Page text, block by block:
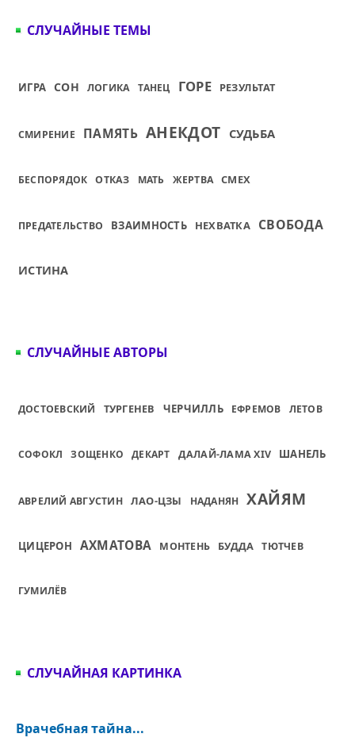
СЛУЧАЙНЫЕ ТЕМЫ
ИГРА СОН ЛОГИКА ТАНЕЦ ГОРЕ РЕЗУЛЬТАТ
СМИРЕНИЕ ПАМЯТЬ АНЕКДОТ СУДЬБА
БЕСПОРЯДОК ОТКАЗ МАТЬ ЖЕРТВА СМЕХ
ПРЕДАТЕЛЬСТВО ВЗАИМНОСТЬ НЕХВАТКА СВОБОДА
ИСТИНА
СЛУЧАЙНЫЕ АВТОРЫ
ДОСТОЕВСКИЙ ТУРГЕНЕВ ЧЕРЧИЛЛЬ ЕФРЕМОВ ЛЕТОВ
СОФОКЛ ЗОЩЕНКО ДЕКАРТ ДАЛАЙ-ЛАМА XIV ШАНЕЛЬ
АВРЕЛИЙ АВГУСТИН ЛАО-ЦЗЫ НАДАНЯН ХАЙЯМ
ЦИЦЕРОН АХМАТОВА МОНТЕНЬ БУДДА ТЮТЧЕВ
ГУМИЛЁВ
СЛУЧАЙНАЯ КАРТИНКА
Врачебная тайна...